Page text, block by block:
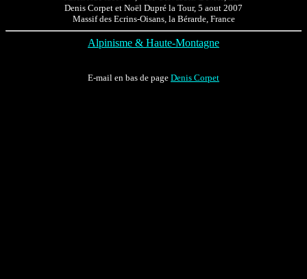
Denis Corpet et Noël Dupré la Tour, 5 aout 2007
Massif des Ecrins-Oisans, la Bérarde, France
Alpinisme & Haute-Montagne
E-mail en bas de page Denis Corpet